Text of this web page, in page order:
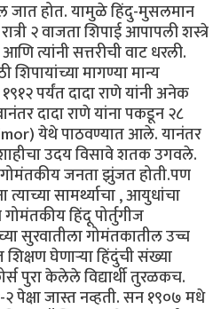
जात होत. यामुळे हिंदु-मुसलमान
२ वाजता शिपाई आपापली शस्त्रे
त्यांनी सत्तरीची वाट धरली.
शिपायांच्या मागण्या मान्य
पर्यंत दादा राणे यांनी अनेक
दादा राणे यांना पकडून २८
येथे पाठवण्यात आले. यानंतर
उदय विसावे शतक उगवले.
जनता झुंजत होती.पण
सामर्थ्याचा , आयुधांचा
हिंदू पोर्तुगीज
सुरवातीला गोमंतकातील उच्च
घेणार्‍या हिंदुंची संख्या
पुरा केलेले विद्यार्थी तुरळकच.
पेक्षा जास्त नव्हती. सन १९०७ मधे